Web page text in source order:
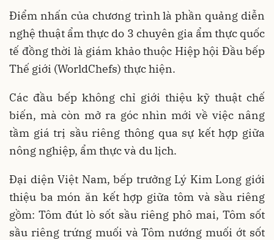
Điểm nhấn của chương trình là phần quảng diễn
nghệ thuật ẩm thực do 3 chuyên gia ẩm thực quốc
tế đồng thời là giám khảo thuộc Hiệp hội Đầu bếp
Thế giới (WorldChefs) thực hiện.
Các đầu bếp không chỉ giới thiệu kỹ thuật chế
biến, mà còn mở ra góc nhìn mới về việc nâng
tầm giá trị sầu riêng thông qua sự kết hợp giữa
nông nghiệp, ẩm thực và du lịch.
Đại diện Việt Nam, bếp trưởng Lý Kim Long giới
thiệu ba món ăn kết hợp giữa tôm và sầu riêng
gồm: Tôm đút lò sốt sầu riêng phô mai, Tôm sốt
sầu riêng trứng muối và Tôm nướng muối ớt sốt